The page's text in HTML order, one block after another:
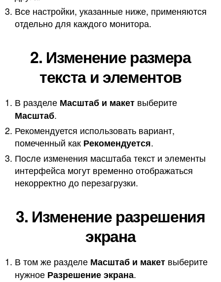
Все настройки, указанные ниже, применяются
отдельно для каждого монитора.
2. Изменение размера
текста и элементов
В разделе Масштаб и макет выберите
Масштаб.
Рекомендуется использовать вариант,
помеченный как Рекомендуется.
После изменения масштаба текст и элементы
интерфейса могут временно отображаться
некорректно до перезагрузки.
3. Изменение разрешения
экрана
В том же разделе Масштаб и макет выберите
нужное Разрешение экрана.